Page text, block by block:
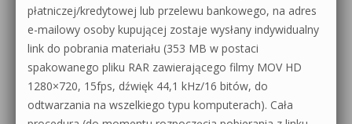
płatniczej/kredytowej lub przelewu bankowego, na adres
e-mailowy osoby kupującej zostaje wysłany indywidualny
link do pobrania materiału (353 MB w postaci
spakowanego pliku RAR zawierającego filmy MOV HD
1280×720, 15fps, dźwięk 44,1 kHz/16 bitów, do
odtwarzania na wszelkiego typu komputerach). Cała